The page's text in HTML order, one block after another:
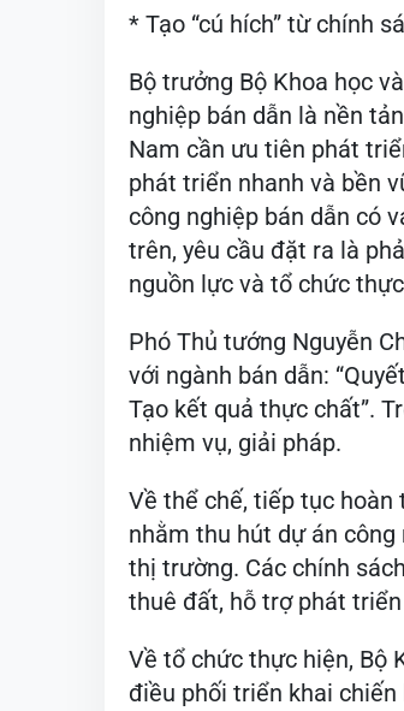
Trong bối cảnh trí tuệ
cường tự chủ chiến lược.
Việt Nam.
* Tạo “cú hích” từ chính
Bộ trưởng Bộ Khoa học
nghiệp bán dẫn là nền
Nam cần ưu tiên phát
phát triển nhanh và bền
công nghiệp bán dẫn có
trên, yêu cầu đặt ra là
nguồn lực và tổ chức thực
Phó Thủ tướng Nguyễn
với ngành bán dẫn:
Tạo kết quả thực chất”.
nhiệm vụ, giải pháp.
Về thể chế, tiếp tục hoàn
nhằm thu hút dự án công